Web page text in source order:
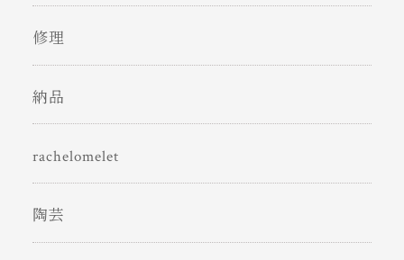
修理
納品
rachelomelet
陶芸